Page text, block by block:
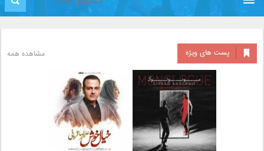
پست های ویژه مشاهده همه